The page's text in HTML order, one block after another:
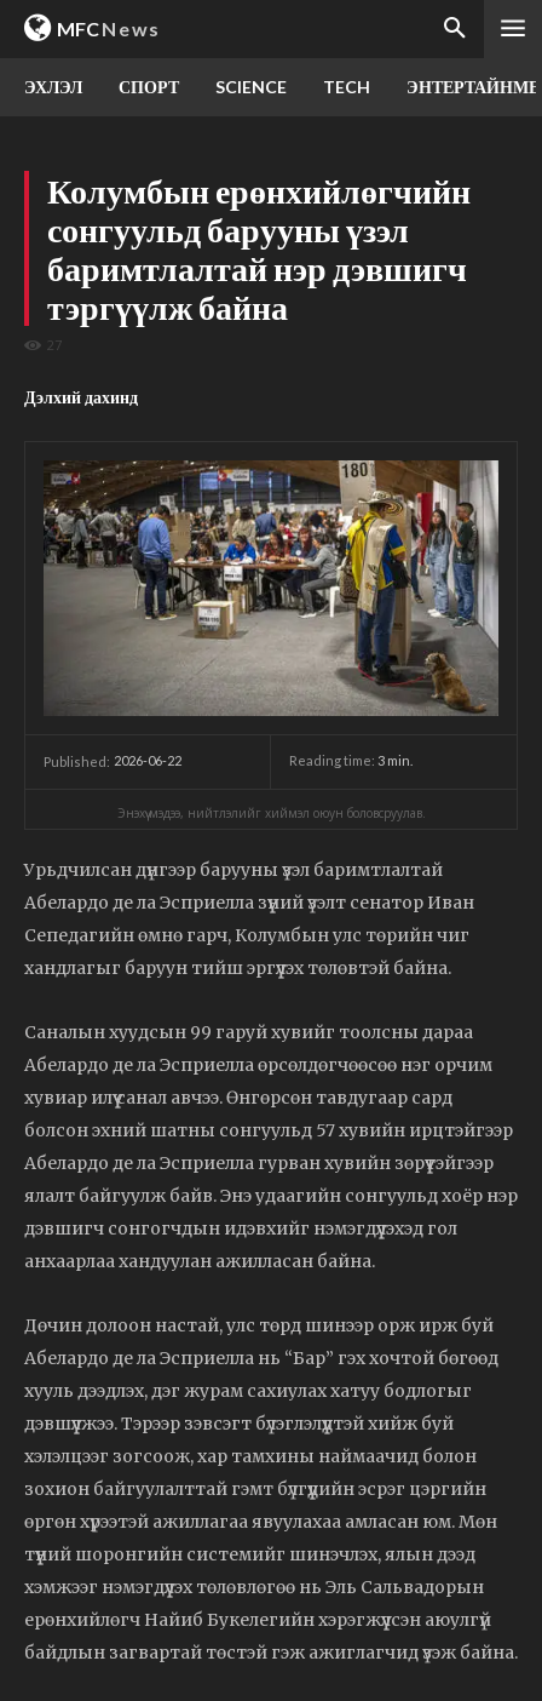
MFCNews
ЭХЛЭЛ СПОРТ SCIENCE TECH
Колумбын ерөнхийлөгчийн
сонгуульд барууны үзэл
баримтлалтай нэр дэвшигч
тэргүүлж байна
27
Дэлхий дахинд
Published: 2026-06-22 Reading time: 3 min.
Энэхүү мэдээ, нийтлэлийг хиймэл оюун боловсруулав.
Урьдчилсан дүнгээр барууны үзэл баримтлалтай
Абелардо де ла Эсприелла зүүний үзэлт сенатор Иван
Сепедагийн өмнө гарч, Колумбын улс төрийн чиг
хандлагыг баруун тийш эргүүлэх төлөвтэй байна.
Саналын хуудсын 99 гаруй хувийг тоолсны дараа
Абелардо де ла Эсприелла өрсөлдөгчөөсөө нэг орчим
хувиар илүү санал авчээ. Өнгөрсөн тавдугаар сард
болсон эхний шатны сонгуульд 57 хувийн ирцтэйгээр
Абелардо де ла Эсприелла гурван хувийн зөрүүтэйгээр
ялалт байгуулж байв. Энэ удаагийн сонгуульд хоёр нэр
дэвшигч сонгогчдын идэвхийг нэмэгдүүлэхэд гол
анхаарлаа хандуулан ажилласан байна.
Дөчин долоон настай, улс төрд шинээр орж ирж буй
Абелардо де ла Эсприелла нь “Бар” гэх хочтой бөгөөд
хууль дээдлэх, дэг журам сахиулах хатуу бодлогыг
дэвшүүлжээ. Тэрээр зэвсэгт бүлэглэлүүдтэй хийж буй
хэлэлцээг зогсоож, хар тамхины наймаачид болон
зохион байгуулалттай гэмт бүлгүүдийн эсрэг цэргийн
өргөн хүрээтэй ажиллагаа явуулахаа амласан юм. Мөн
түүний шоронгийн системийг шинэчлэх, ялын дээд
хэмжээг нэмэгдүүлэх төлөвлөгөө нь Эль Сальвадорын
ерөнхийлөгч Найиб Букелегийн хэрэгжүүлсэн аюулгүй
байдлын загвартай төстэй гэж ажиглагчид үзэж байна.